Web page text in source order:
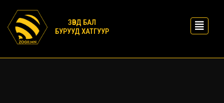
ЗӨВД БАЛ
БУРУУД ХАТГУУР